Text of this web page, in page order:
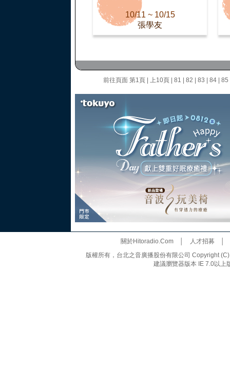
10/11 ~ 10/15
張學友
前往頁面 第1頁 上10頁 81 82 83 84 85
關於Hitoradio.Com│ 人才招募
版權所有，台北之音廣播股份有限公司 Copyright
建議瀏覽器版本 IE 7.0以上